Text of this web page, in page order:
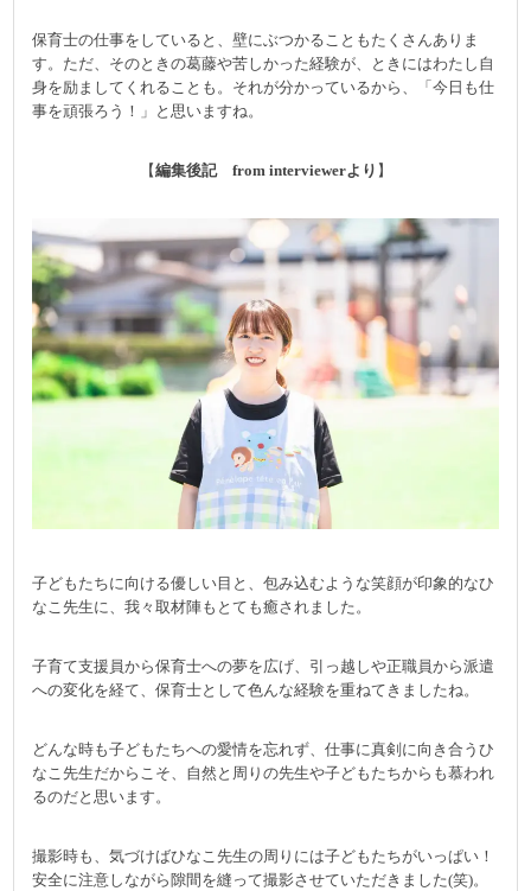
保育士の仕事をしていると、壁にぶつかることもたくさんありま
す。ただ、そのときの葛藤や苦しかった経験が、ときにはわたし自
身を励ましてくれることも。それが分かっているから、「今日も仕
事を頑張ろう！」と思いますね。
【編集後記 from interviewerより 】
子どもたちに向ける優しい目と、包み込むような笑顔が印象的なひ
なこ先生に、我々取材陣もとても癒されました。
子育て支援員から保育士への夢を広げ、引っ越しや正職員から派遣
への変化を経て、保育士として色んな経験を重ねてきましたね。
どんな時も子どもたちへの愛情を忘れず、仕事に真剣に向き合うひ
なこ先生だからこそ、自然と周りの先生や子どもたちからも慕われ
るのだと思います。
撮影時も、気づけばひなこ先生の周りには子どもたちがいっぱい！
安全に注意しながら隙間を縫って撮影させていただきました(笑)。